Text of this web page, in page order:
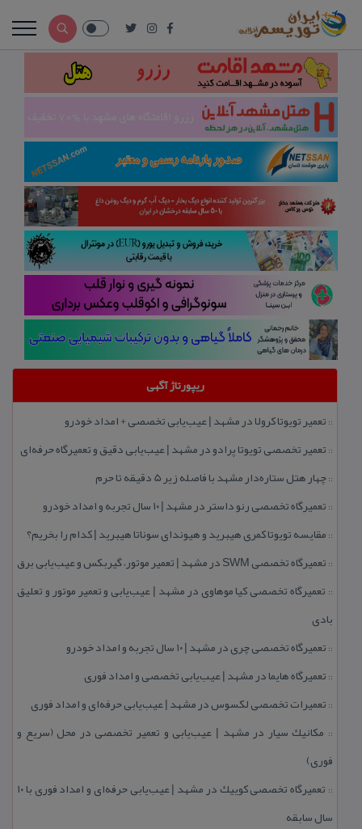
ریپورتاژ آگهی
:: تعمیر تویوتا كرولا در مشهد | عیب‌یابی تخصصی + امداد خودرو
:: تعمیر تخصصی تویوتا پرادو در مشهد | عیب‌یابی دقیق و تعمیرگاه حرفه‌ای
::چهار هتل‌ ستاره‌دار مشهد با فاصله زیر 5 دقیقه تا حرم
:: تعمیرگاه تخصصی رنو داستر در مشهد | ۱۰ سال تجربه و امداد خودرو
:: مقایسه تویوتا كمری هیبرید و هیوندای سوناتا هیبرید | كدام را بخریم؟
:: تعمیرگاه تخصصی SWM در مشهد | تعمیر موتور، گیربكس و عیب‌یابی برق
:: تعمیرگاه تخصصی كیا موهاوی در مشهد | عیب‌یابی و تعمیر موتور و تعلیق
بادی
:: تعمیرگاه تخصصی چری در مشهد | ۱۰ سال تجربه و امداد خودرو
:: تعمیرگاه هایما در مشهد | عیب‌یابی تخصصی و امداد فوری
:: تعمیرات تخصصی لكسوس در مشهد | عیب‌یابی حرفه‌ای و امداد فوری
:: مكانیك سیار در مشهد | عیب‌یابی و تعمیر تخصصی در محل (سریع و
فوری)
::
تعمیرگاه تخصصی كوییك در مشهد | عیب‌یابی حرفه‌ای و امداد فوری با ۱۰
سال سابقه